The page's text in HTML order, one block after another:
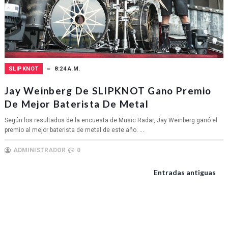
SLIPKNOT 8:24 A.M.
Jay Weinberg De SLIPKNOT Gano Premio
De Mejor Baterista De Metal
Según los resultados de la encuesta de Music Radar, Jay Weinberg ganó el
premio al mejor baterista de metal de este año. ...
ADMINISTRADOR 0
Entradas antiguas